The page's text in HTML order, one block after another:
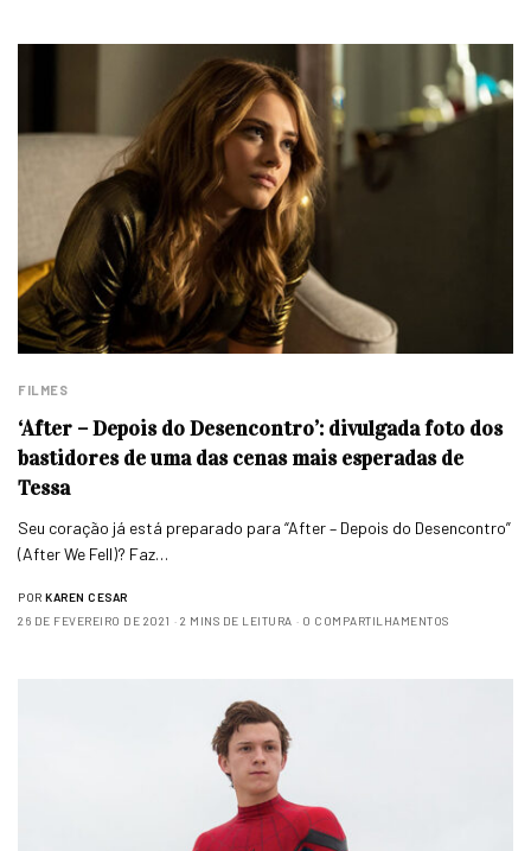
FILMES
‘After – Depois do Desencontro’: divulgada foto dos
bastidores de uma das cenas mais esperadas de
Tessa
Seu coração já está preparado para “After – Depois do Desencontro”
(After We Fell)? Faz…
POR KAREN CESAR
26 DE FEVEREIRO DE 2021
2 MINS DE LEITURA 0 COMPARTILHAMENTOS